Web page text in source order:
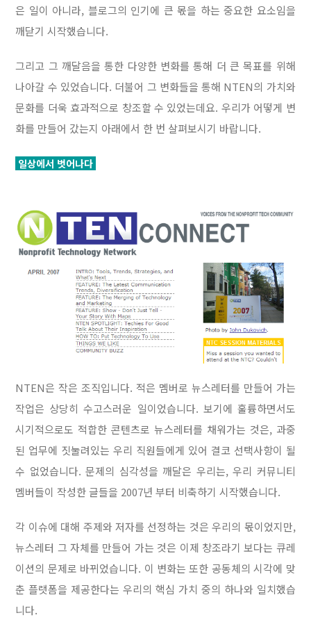
은 일이 아니라, 블로그의 인기에 큰 몫을 하는 중요한 요소임을
깨닫기 시작했습니다.
그리고 그 깨달음을 통한 다양한 변화를 통해 더 큰 목표를 위해
나아갈 수 있었습니다. 더불어 그 변화들을 통해 NTEN의 가치와
문화를 더욱 효과적으로 창조할 수 있었는데요. 우리가 어떻게 변
화를 만들어 갔는지 아래에서 한 번 살펴보시기 바랍니다.
일상에서 벗어나다
NTEN은 작은 조직입니다. 적은 멤버로 뉴스레터를 만들어 가는
작업은 상당히 수고스러운 일이었습니다. 보기에 훌륭하면서도
시기적으로도 적합한 콘텐츠로 뉴스레터를 채워가는 것은, 과중
된 업무에 짓눌려있는 우리 직원들에게 있어 결코 선택사항이 될
수 없었습니다. 문제의 심각성을 깨달은 우리는, 우리 커뮤니티
멤버들이 작성한 글들을 2007년 부터 비축하기 시작했습니다.
각 이슈에 대해 주제와 저자를 선정하는 것은 우리의 몫이었지만,
뉴스레터 그 자체를 만들어 가는 것은 이제 창조라기 보다는 큐레
이션의 문제로 바뀌었습니다. 이 변화는 또한 공동체의 시각에 맞
춘 플랫폼을 제공한다는 우리의 핵심 가치 중의 하나와 일치했습
니다.